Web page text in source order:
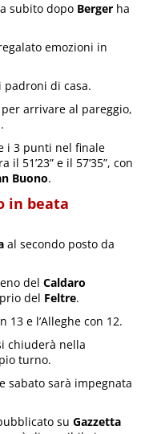
subito dopo Berger ha
emozioni in
di casa.
arrivare al pareggio,
i 3 punti nel finale
51’23” e il 57’35”, con
Buono.
in beata
al secondo posto da
delCaldaro
del Feltre.
13 e l’Alleghe con 12.
chiuderà nella
turno.
e sabato sarà impegnata
suGazzetta